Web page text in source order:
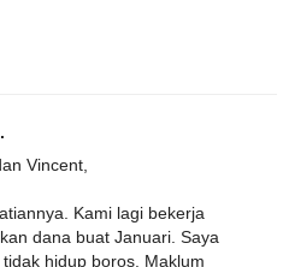
Vincent,
Kami lagi bekerja
dana buat Januari. Saya
hidup boros. Maklum